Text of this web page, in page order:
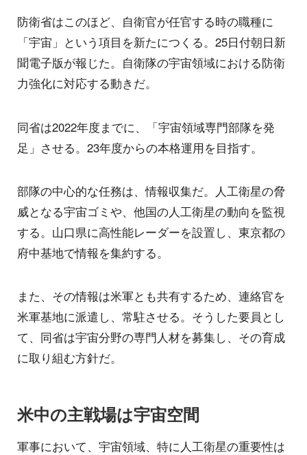
防衛省はこのほど、自衛官が任官する時の職種に
「宇宙」という項目を新たにつくる。25日付朝日新
聞電子版が報じた。自衛隊の宇宙領域における防衛
力強化に対応する動きだ。
同省は2022年度までに、「宇宙領域専門部隊を発
足」させる。23年度からの本格運用を目指す。
部隊の中心的な任務は、情報収集だ。人工衛星の脅
威となる宇宙ゴミや、他国の人工衛星の動向を監視
する。山口県に高性能レーダーを設置し、東京都の
府中基地で情報を集約する。
また、その情報は米軍とも共有するため、連絡官を
米軍基地に派遣し、常駐させる。そうした要員とし
て、同省は宇宙分野の専門人材を募集し、その育成
に取り組む方針だ。
米中の主戦場は宇宙空間
軍事において、宇宙領域、特に人工衛星の重要性は